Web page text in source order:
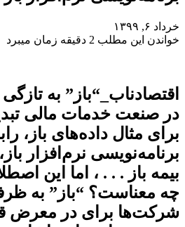
خرداد ۶, ۱۳۹۹
خواندن این مطلب 2 دقیقه زمان میبرد
اقتصادناب_“باز” به
در صنعت خدمات مالی
برای مثال داده‌های باز،
برنامه‌نویسی نرم‌افزار
بیمه باز . . . ، اما این
چه معناست؟ “باز” به
شرکت‌ها برای در معرض